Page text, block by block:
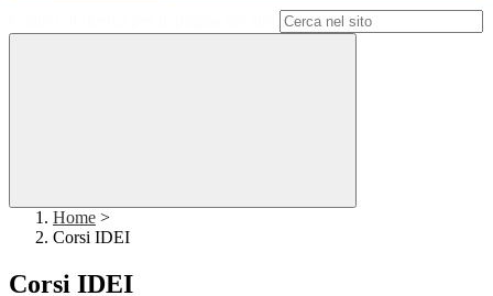
Home >
Corsi IDEI
Corsi IDEI